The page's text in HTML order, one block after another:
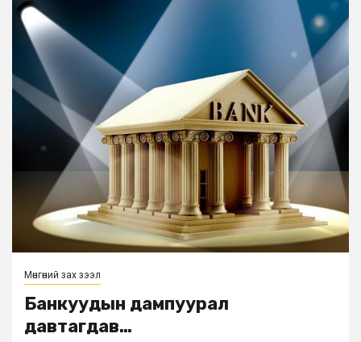
Мөнгөний зах зээл
Банкуудын дампуурал
давтагдав…